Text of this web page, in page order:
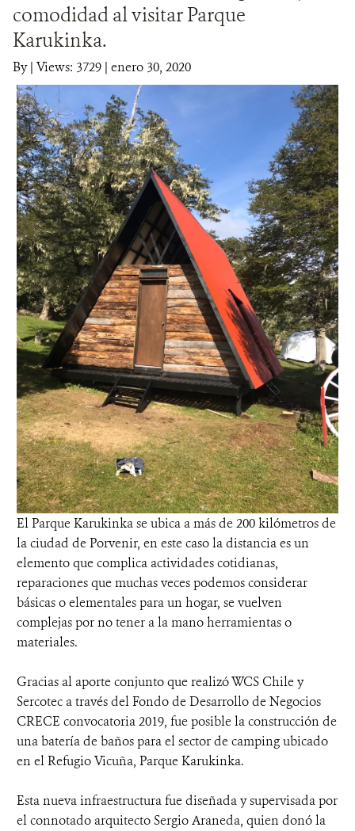
DONA
comodidad al visitar Parque
Karukinka.
By| Views: 3729 | enero 30, 2020
El Parque Karukinka se ubica a más de 200 kilómetros de
la ciudad de Porvenir, en este caso la distancia es un
elemento que complica actividades cotidianas,
reparaciones que muchas veces podemos considerar
básicas o elementales para un hogar, se vuelven
complejas por no tener a la mano herramientas o
materiales.
Gracias al aporte conjunto que realizó WCS Chile y
Sercotec a través del Fondo de Desarrollo de Negocios
CRECE convocatoria 2019, fue posible la construcción de
una batería de baños para el sector de camping ubicado
en el Refugio Vicuña, Parque Karukinka.
Esta nueva infraestructura fue diseñada y supervisada por
el connotado arquitecto Sergio Araneda, quien donó la